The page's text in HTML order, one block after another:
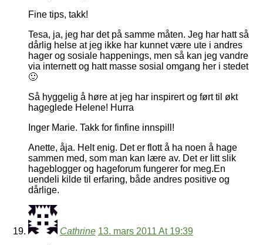
Fine tips, takk!
Tesa, ja, jeg har det på samme måten. Jeg har hatt så
dårlig helse at jeg ikke har kunnet være ute i andres
hager og sosiale happenings, men så kan jeg vandre
via internett og hatt masse sosial omgang her i stedet
🙂
Så hyggelig å høre at jeg har inspirert og ført til økt
hageglede Helene! Hurra
Inger Marie. Takk for finfine innspill!
Anette, åja. Helt enig. Det er flott å ha noen å hage
sammen med, som man kan lære av. Det er litt slik
hageblogger og hageforum fungerer for meg.En
uendeli kilde til erfaring, både andres positive og
dårlige.
Cathrine 13. mars 2011 At 19:39